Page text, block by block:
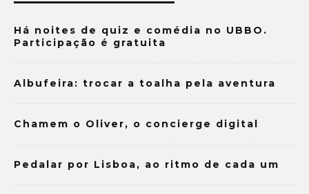
Há noites de quiz e comédia no UBBO.
Participação é gratuita
Albufeira: trocar a toalha pela aventura
Chamem o Oliver, o concierge digital
Pedalar por Lisboa, ao ritmo de cada um